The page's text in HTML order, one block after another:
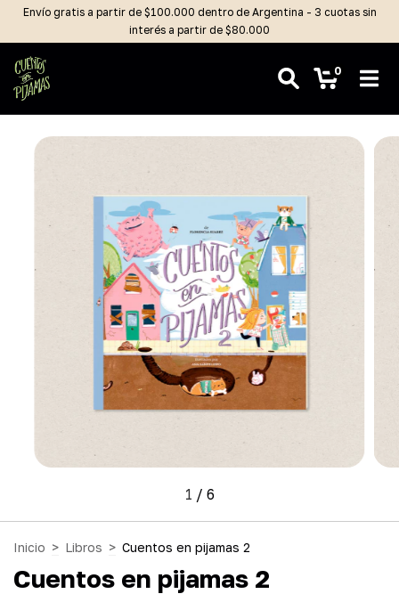
Envío gratis a partir de $100.000 dentro de Argentina - 3 cuotas sin
interés a partir de $80.000
0
1 / 6
Inicio > Libros > Cuentos en pijamas 2
Cuentos en pijamas 2